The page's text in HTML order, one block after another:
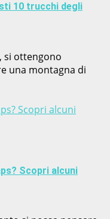
10 trucchi degli
si ottengono
una montagna di
Scopri alcuni
Scopri alcuni